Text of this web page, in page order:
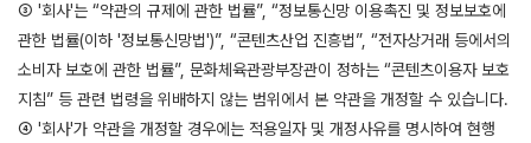
③ '회사'는 “약관의 규제에 관한 법률”, “정보통신망 이용촉진 및 정보보호에
관한 법률(이하 '정보통신망법')”, “콘텐츠산업 진흥법”, “전자상거래 등에서의
소비자 보호에 관한 법률”, 문화체육관광부장관이 정하는 “콘텐츠이용자 보호
지침” 등 관련 법령을 위배하지 않는 범위에서 본 약관을 개정할 수 있습니다.
④ '회사'가 약관을 개정할 경우에는 적용일자 및 개정사유를 명시하여 현행